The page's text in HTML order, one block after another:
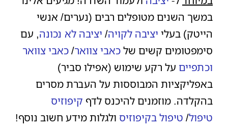
במשך השנים מטופלים רבים (נערים/ אנשי
הייטק) בעלי יציבה לקויה/ יציבה לא נכונה, עם
סימפטומים קשים שלכאבי צוואר/כאבי צוואר
וכתפיים על רקע שימוש (אפילו סביר)
באפליקציות המבוססות על העברת מסרים
בהקלדה. מוזמנים להיכנס לדף קיפוזיס
טיפול/ טיפול בקיפוזיס ולגלות מידע חשוב נוסף!